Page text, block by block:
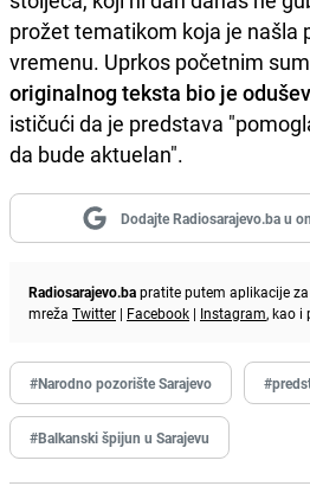
prožet tematikom koja je našla
vremenu. Uprkos početnim
originalnog teksta bio je
ističući da je predstava
da bude aktuelan".
Dodajte Radiosarajevo.ba u
Radiosarajevo.bapratite putem aplikacije za
mreža Twitter | Facebook | Instagram, kao i
#Narodno pozorište Sarajevo
#Balkanski špijun u Sarajevu